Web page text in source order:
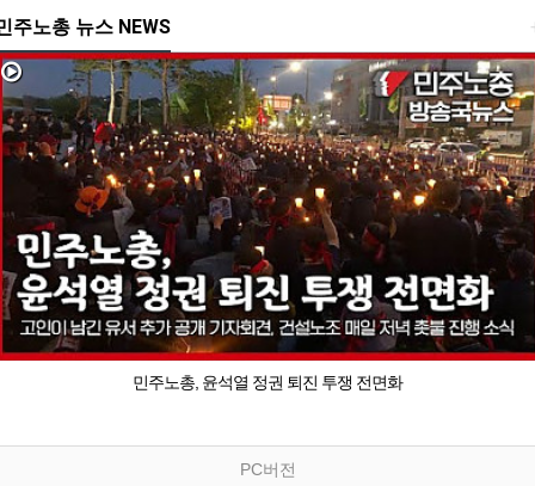
주노총 뉴스 NEWS
민주노총, 윤석열 정권 퇴진 투쟁 전면화
PC버전